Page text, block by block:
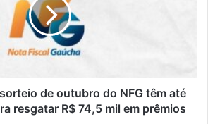
de outubro do NFG têm até
resgatar R$ 74,5 mil em prêmios